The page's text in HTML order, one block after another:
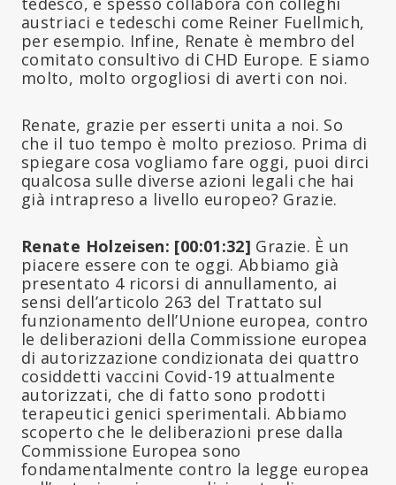
austriaci e tedeschi come Reiner Fuellmich,
per esempio. Infine, Renate è membro del
comitato consultivo di CHD Europe. E siamo
molto, molto orgogliosi di averti con noi.
Renate, grazie per esserti unita a noi. So
che il tuo tempo è molto prezioso. Prima di
spiegare cosa vogliamo fare oggi, puoi dirci
qualcosa sulle diverse azioni legali che hai
già intrapreso a livello europeo? Grazie.
Renate Holzeisen: [00:01:32] Grazie. È un
piacere essere con te oggi. Abbiamo già
presentato 4 ricorsi di annullamento, ai
sensi dell’articolo 263 del Trattato sul
funzionamento dell’Unione europea, contro
le deliberazioni della Commissione europea
di autorizzazione condizionata dei quattro
cosiddetti vaccini Covid-19 attualmente
autorizzati, che di fatto sono prodotti
terapeutici genici sperimentali. Abbiamo
scoperto che le deliberazioni prese dalla
Commissione Europea sono
fondamentalmente contro la legge europea